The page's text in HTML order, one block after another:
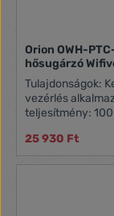
Orion OWH-
hősugárzó
Tulajdonságok: Kerámiabetétes fali hősugárzó Wifikész,
vezérlés alkalmazásból Magas
teljesítmény: 1000W/2000W
Nyitott ablak
szobahőmérséklet Napi, heti időzítő mód A termék
25 930 Ft